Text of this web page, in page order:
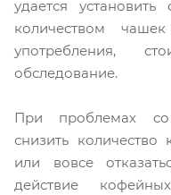
удается
количеством
употребления,
обследование.
При проблемах со
снизить
или вовсе
действие